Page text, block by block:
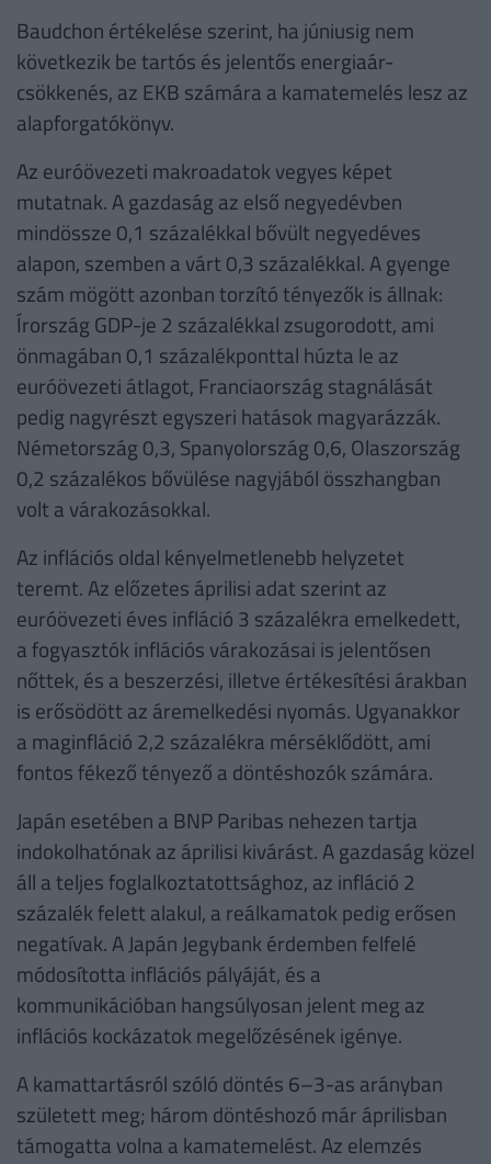
Baudchon értékelése szerint, ha júniusig nem
következik be tartós és jelentős energiaár-
csökkenés, az EKB számára a kamatemelés lesz az
alapforgatókönyv.
Az euróövezeti makroadatok vegyes képet
mutatnak. A gazdaság az első negyedévben
mindössze 0,1 százalékkal bővült negyedéves
alapon, szemben a várt 0,3 százalékkal. A gyenge
szám mögött azonban torzító tényezők is állnak:
Írország GDP-je 2 százalékkal zsugorodott, ami
önmagában 0,1 százalékponttal húzta le az
euróövezeti átlagot, Franciaország stagnálását
pedig nagyrészt egyszeri hatások magyarázzák.
Németország 0,3, Spanyolország 0,6, Olaszország
0,2 százalékos bővülése nagyjából összhangban
volt a várakozásokkal.
Az inflációs oldal kényelmetlenebb helyzetet
teremt. Az előzetes áprilisi adat szerint az
euróövezeti éves infláció 3 százalékra emelkedett,
a fogyasztók inflációs várakozásai is jelentősen
nőttek, és a beszerzési, illetve értékesítési árakban
is erősödött az áremelkedési nyomás. Ugyanakkor
a maginfláció 2,2 százalékra mérséklődött, ami
fontos fékező tényező a döntéshozók számára.
Japán esetében a BNP Paribas nehezen tartja
indokolhatónak az áprilisi kivárást. A gazdaság közel
áll a teljes foglalkoztatottsághoz, az infláció 2
százalék felett alakul, a reálkamatok pedig erősen
negatívak. A Japán Jegybank érdemben felfelé
módosította inflációs pályáját, és a
kommunikációban hangsúlyosan jelent meg az
inflációs kockázatok megelőzésének igénye.
A kamattartásról szóló döntés 6–3-as arányban
született meg; három döntéshozó már áprilisban
támogatta volna a kamatemelést. Az elemzés